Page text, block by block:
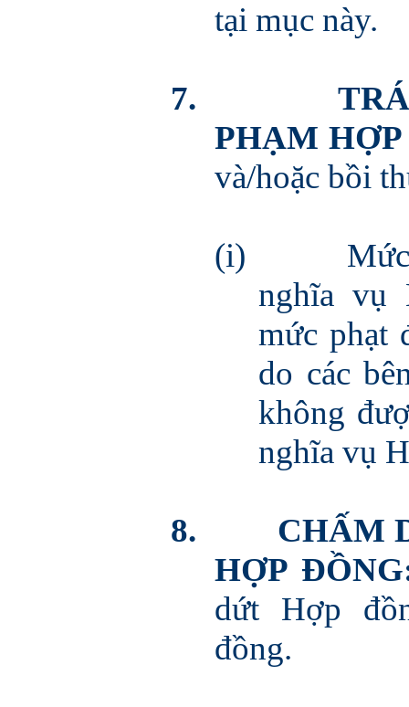
tại mục này.
7.
PHẠM
và/hoặc bồi
(i)
nghĩa vụ
mức phạt
do các
không
nghĩa vụ
8.
CHẤM
HỢP
dứt Hợp
đồng.